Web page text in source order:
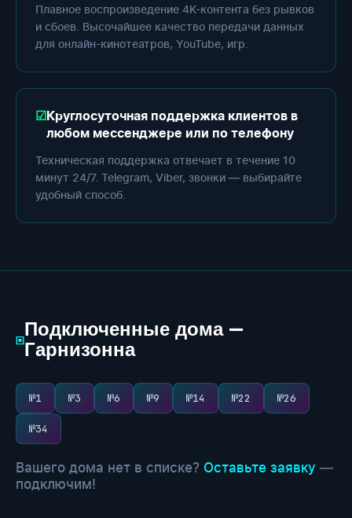
Плавное воспроизведение 4K-контента без рывков
и сбоев. Высочайшее качество передачи данных
для онлайн-кинотеатров, YouTube, игр.
Круглосуточная поддержка клиентов в
любом мессенджере или по телефону
Техническая поддержка отвечает в течение 10
минут 24/7. Telegram, Viber, звонки — выбирайте
удобный способ.
▣Подключенные дома —
Гарнизонна
№1 №3 №6 №9 №14 №22 №26
№34
Вашего дома нет в списке? Оставьте заявку —
подключим!